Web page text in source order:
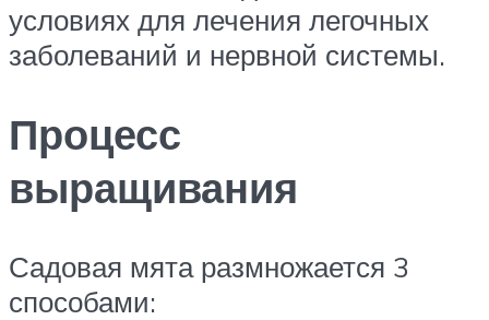
условиях для лечения легочных
заболеваний и нервной системы.
Процесс
выращивания
Садовая мята размножается 3
способами: